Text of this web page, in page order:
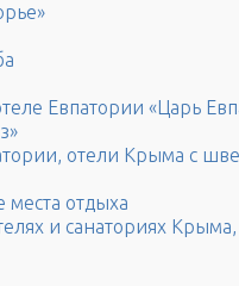
Евпатории «Царь
отели Крыма с
отдыха
и санаториях